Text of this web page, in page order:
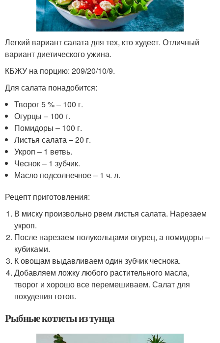
Легкий вариант салата для тех, кто худеет. Отличный
вариант диетического ужина.
КБЖУ на порцию: 209/20/10/9.
Для салата понадобится:
Творог 5 % – 100 г.
Огурцы – 100 г.
Помидоры – 100 г.
Листья салата – 20 г.
Укроп – 1 ветвь.
Чеснок – 1 зубчик.
Масло подсолнечное – 1 ч. л.
Рецепт приготовления:
В миску произвольно рвем листья салата. Нарезаем
укроп.
После нарезаем полукольцами огурец, а помидоры –
кубиками.
К овощам выдавливаем один зубчик чеснока.
Добавляем ложку любого растительного масла,
творог и хорошо все перемешиваем. Салат для
похудения готов.
Рыбные котлеты из тунца